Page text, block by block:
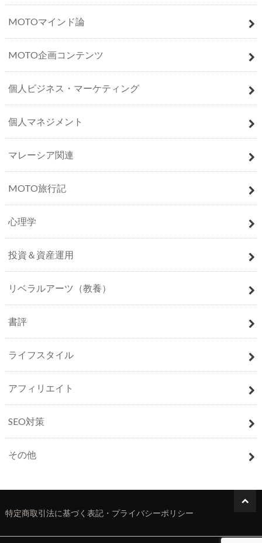
MOTOマインド論
MOTO企画コンテンツ
個人ビジネス・マーケティング
個人マネジメント
マレーシア関連
MOTO旅行記
心理学
投資＆資産運用
リベラルアーツ（教養）
書評
ライフスタイル
アフィリエイト
SEO対策
その他
特定商取引法に基づく表記・プライバシーポリシー